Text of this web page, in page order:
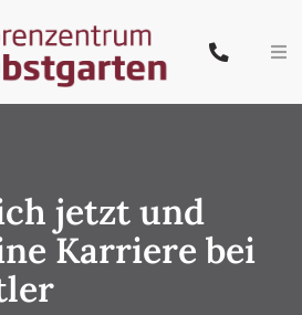
jetzt und
Karriere bei